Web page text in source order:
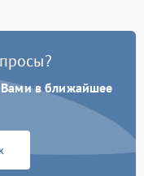
Вами в ближайшее